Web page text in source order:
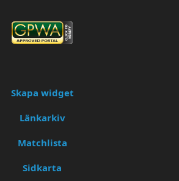
Skapa widget
Länkarkiv
Matchlista
Sidkarta